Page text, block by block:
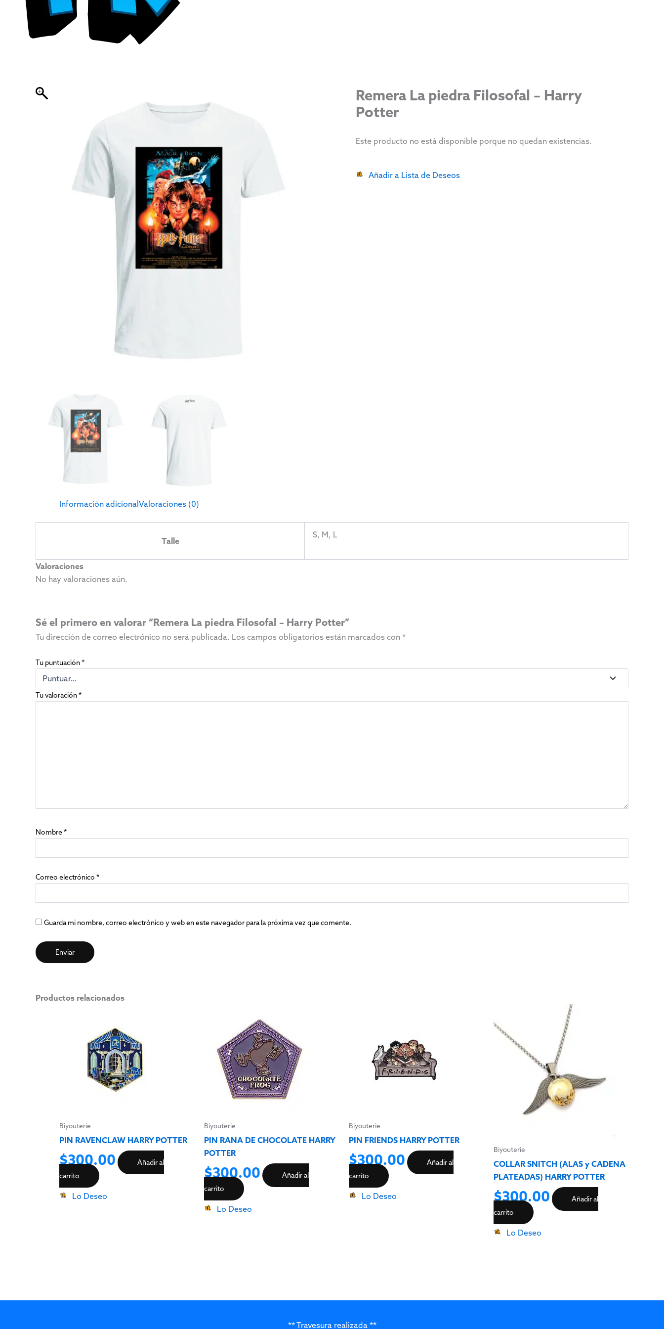
Remera La piedra Filosofal – Harry
Potter
Este producto no está disponible porque no quedan existencias.
Añadir a Lista de Deseos
Información adicional Valoraciones (0)
Talle
S, M, L
Valoraciones
No hay valoraciones aún.
Sé el primero en valorar “Remera La piedra Filosofal – Harry Potter”
Tu dirección de correo electrónico no será publicada. Los campos obligatorios están marcados con *
Tu puntuación*
Tu valoración*
Nombre*
Correo electrónico *
Guarda mi nombre, correo electrónico y web en este navegador para la próxima vez que comente.
Productos relacionados
Biyouterie
PIN RAVENCLAW HARRY POTTER
$300.00
Añadir al
carrito
Lo Deseo
Biyouterie
PIN RANA DE CHOCOLATE HARRY
POTTER
$300.00
Añadir al
carrito
Lo Deseo
Biyouterie
PIN FRIENDS HARRY POTTER
$300.00
Añadir al
carrito
Lo Deseo
Biyouterie
COLLAR SNITCH (ALAS y CADENA
PLATEADAS) HARRY POTTER
$300.00
Añadir al
carrito
Lo Deseo
** Travesura realizada **